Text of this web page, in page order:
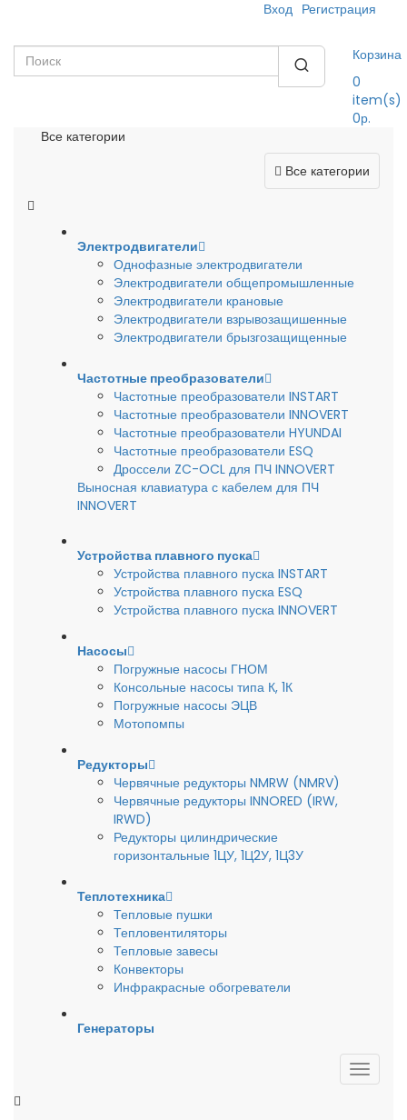
Вход Регистрация
Корзина
0
item(s)
0р.
Все категории
Все категории
Электродвигатели
Однофазные электродвигатели
Электродвигатели общепромышленные
Электродвигатели крановые
Электродвигатели взрывозащишенные
Электродвигатели брызгозащищенные
Частотные преобразователи
Частотные преобразователи INSTART
Частотные преобразователи INNOVERT
Частотные преобразователи HYUNDAI
Частотные преобразователи ESQ
Дроссели ZC-OCL для ПЧ INNOVERT
Выносная клавиатура с кабелем для ПЧ
INNOVERT
Устройства плавного пуска
Устройства плавного пуска INSTART
Устройства плавного пуска ESQ
Устройства плавного пуска INNOVERT
Насосы
Погружные насосы ГНОМ
Консольные насосы типа К, 1К
Погружные насосы ЭЦВ
Мотопомпы
Редукторы
Червячные редукторы NMRW (NMRV)
Червячные редукторы INNORED (IRW,
IRWD)
Редукторы цилиндрические
горизонтальные 1ЦУ, 1Ц2У, 1Ц3У
Теплотехника
Тепловые пушки
Тепловентиляторы
Тепловые завесы
Конвекторы
Инфракрасные обогреватели
Генераторы